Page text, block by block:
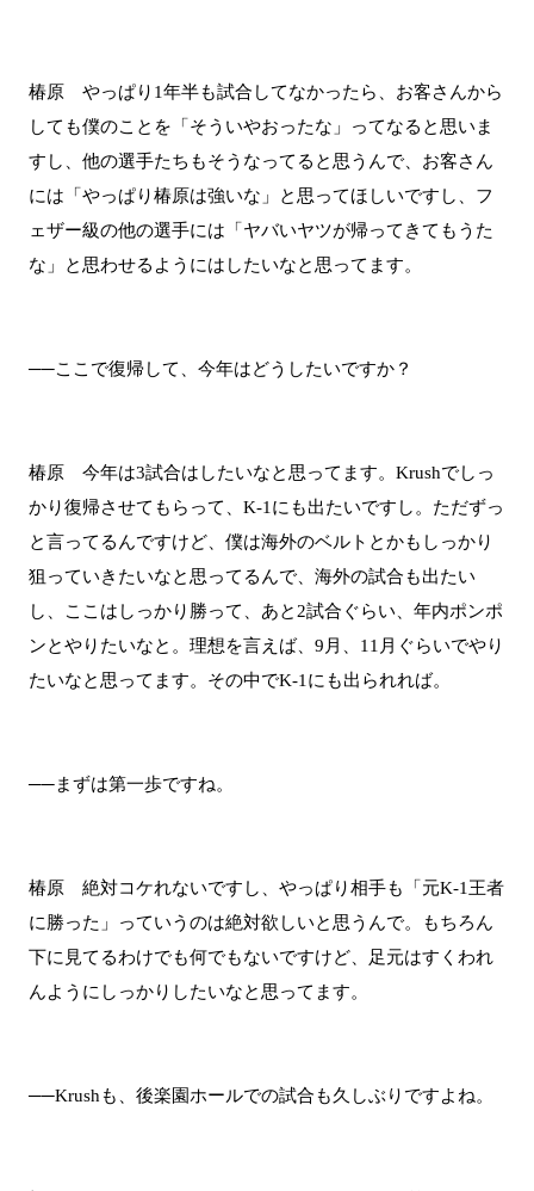
椿原 やっぱり1年半も試合してなかったら、お客さんから
しても僕のことを「そういやおったな」ってなると思いま
すし、他の選手たちもそうなってると思うんで、お客さん
には「やっぱり椿原は強いな」と思ってほしいですし、フ
ェザー級の他の選手には「ヤバいヤツが帰ってきてもうた
な」と思わせるようにはしたいなと思ってます。
──ここで復帰して、今年はどうしたいですか？
椿原 今年は3試合はしたいなと思ってます。Krushでしっ
かり復帰させてもらって、K-1にも出たいですし。ただずっ
と言ってるんですけど、僕は海外のベルトとかもしっかり
狙っていきたいなと思ってるんで、海外の試合も出たい
し、ここはしっかり勝って、あと2試合ぐらい、年内ポンポ
ンとやりたいなと。理想を言えば、9月、11月ぐらいでやり
たいなと思ってます。その中でK-1にも出られれば。
──まずは第一歩ですね。
椿原 絶対コケれないですし、やっぱり相手も「元K-1王者
に勝った」っていうのは絶対欲しいと思うんで。もちろん
下に見てるわけでも何でもないですけど、足元はすくわれ
んようにしっかりしたいなと思ってます。
──Krushも、後楽園ホールでの試合も久しぶりですよね。